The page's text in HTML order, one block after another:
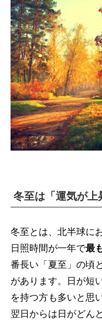
冬至は「運気が上
冬至とは、北半球に
日照時間が一年で最
番長い「夏至」の頃
があります。日が短
を持つ方も多いと思
翌日からは日がどん